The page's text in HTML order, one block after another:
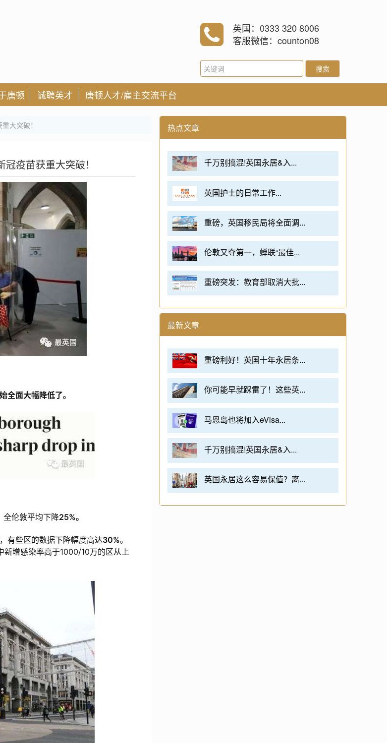
英国：0333 320 8006
客服微信：counton08
搜索
唐顿 诚聘英才 唐顿人才/雇主交流平台
大突破！
疫苗获重大突破！
面大幅降低了。
伦敦平均下降25%。
，有些区的数据下降幅度高达30%。
新增感染率高于1000/10万的区从上
热点文章
千万别搞混!英国永居&入...
英国护士的日常工作...
重磅，英国移民局将全面调...
伦敦又夺第一，蝉联“最佳...
重磅突发：教育部取消大批...
最新文章
重磅利好！英国十年永居条...
你可能早就踩雷了！这些英...
马恩岛也将加入eVisa...
千万别搞混!英国永居&入...
英国永居这么容易保值？离...